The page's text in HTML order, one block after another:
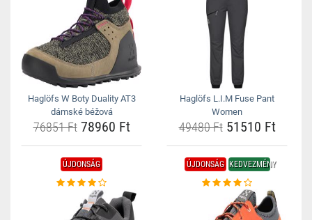
Haglöfs W Boty Duality AT3
dámské béžová
76851 Ft78960 Ft
Haglöfs L.I.M Fuse Pant
Women
49480 Ft51510 Ft
ÚJDONSÁG ÚJDONSÁG KEDVEZMÉNY